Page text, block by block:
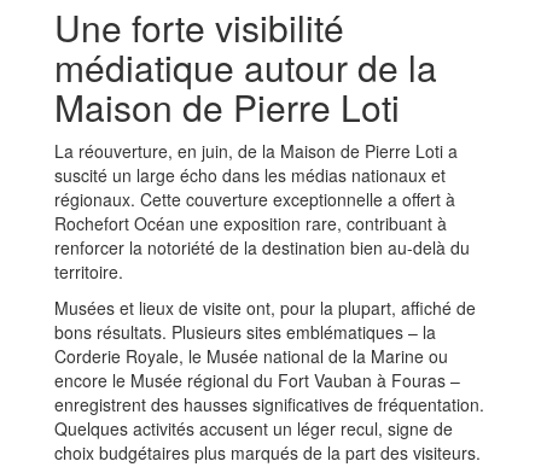
Une forte visibilité
médiatique autour de la
Maison de Pierre Loti
La réouverture, en juin, de la Maison de Pierre Loti a
suscité un large écho dans les médias nationaux et
régionaux. Cette couverture exceptionnelle a offert à
Rochefort Océan une exposition rare, contribuant à
renforcer la notoriété de la destination bien au-delà du
territoire.
Musées et lieux de visite ont, pour la plupart, affiché de
bons résultats. Plusieurs sites emblématiques – la
Corderie Royale, le Musée national de la Marine ou
encore le Musée régional du Fort Vauban à Fouras –
enregistrent des hausses significatives de fréquentation.
Quelques activités accusent un léger recul, signe de
choix budgétaires plus marqués de la part des visiteurs.